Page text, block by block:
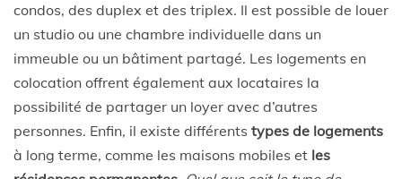
condos, des duplex et des triplex. Il est possible de louer
un studio ou une chambre individuelle dans un
immeuble ou un bâtiment partagé. Les logements en
colocation offrent également aux locataires la
possibilité de partager un loyer avec d’autres
personnes. Enfin, il existe différents types de logements
à long terme, comme les maisons mobiles et les